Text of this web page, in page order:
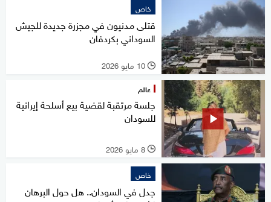
خاص
قتلى مدنيون في مجزرة جديدة للجيش
السوداني بكردفان
l 10 مايو 2026
عالم
جلسة مرتقبة لقضية بيع أسلحة إيرانية
للسودان
l 8 مايو 2026
خاص
جدل في السودان.. هل حول البرهان